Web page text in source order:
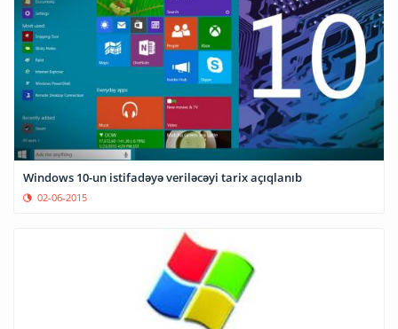
Windows 10-un istifadəyə veriləcəyi tarix açıqlanıb
02-06-2015